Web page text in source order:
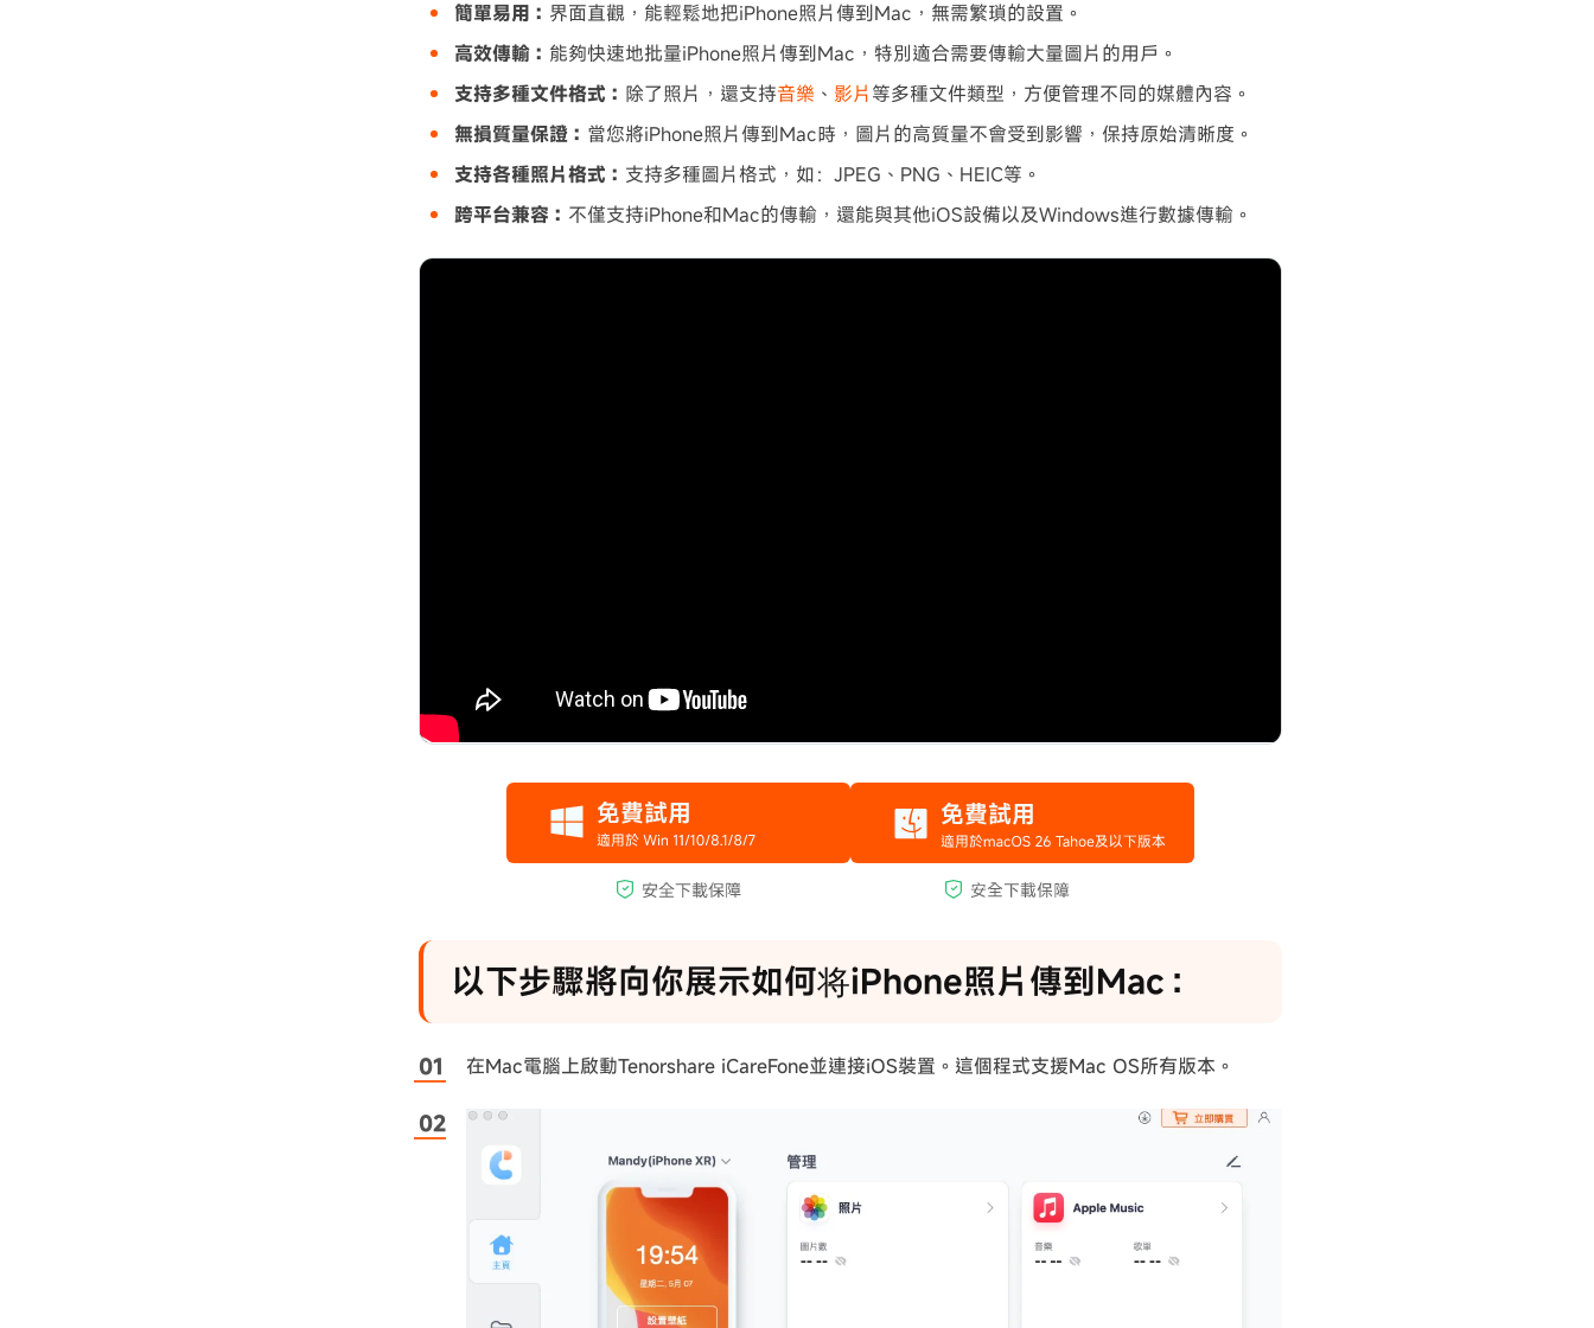
簡單易用： 界面直觀，能輕鬆地把iPhone照片傳到Mac，無需繁瑣的設置。
高效傳輸： 能夠快速地批量iPhone照片傳到Mac，特別適合需要傳輸大量圖片的用戶。
支持多種文件格式： 除了照片，還支持音樂 、 影片等多種文件類型，方便管理不同的媒體內容。
無損質量保證： 當您將iPhone照片傳到Mac時，圖片的高質量不會受到影響，保持原始清晰度。
支持各種照片格式： 支持多種圖片格式，如：JPEG、PNG、HEIC等。
跨平台兼容： 不僅支持iPhone和Mac的傳輸，還能與其他iOS設備以及Windows進行數據傳輸。
以下步驟將向你展示如何将iPhone照片傳到Mac：
在Mac電腦上啟動Tenorshare iCareFone並連接iOS裝置。這個程式支援Mac OS所有版本。